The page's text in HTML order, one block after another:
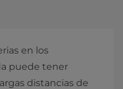
en los
puede tener
distancias de